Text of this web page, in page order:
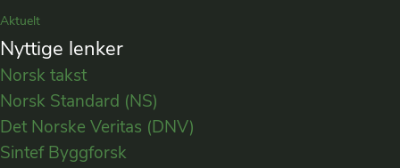
Aktuelt
Nyttige lenker
Norsk takst
Norsk Standard (NS)
Det Norske Veritas (DNV)
Sintef Byggforsk